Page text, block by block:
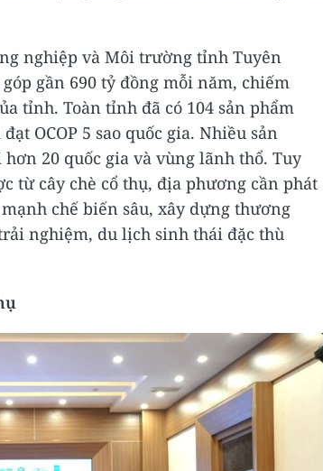
nghiệp và Môi trường tỉnh Tuyên
gần 690 tỷ đồng mỗi năm, chiếm
tỉnh. Toàn tỉnh đã có 104 sản phẩm
OCOP 5 sao quốc gia. Nhiều sản
20 quốc gia và vùng lãnh thổ. Tuy
từ cây chè cổ thụ, địa phương cần phát
chế biến sâu, xây dựng thương
nghiệm, du lịch sinh thái đặc thù